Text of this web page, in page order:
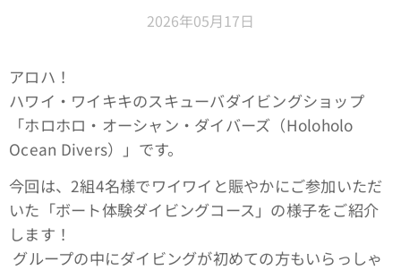
2026年05月17日
アロハ！
ハワイ・ワイキキのスキューバダイビングショップ
「ホロホロ・オーシャン・ダイバーズ（Holoholo
Ocean Divers）」です。
今回は、2組4名様でワイワイと賑やかにご参加いただ
いた「ボート体験ダイビングコース」の様子をご紹介
します！
グループの中にダイビングが初めての方もいらっしゃ